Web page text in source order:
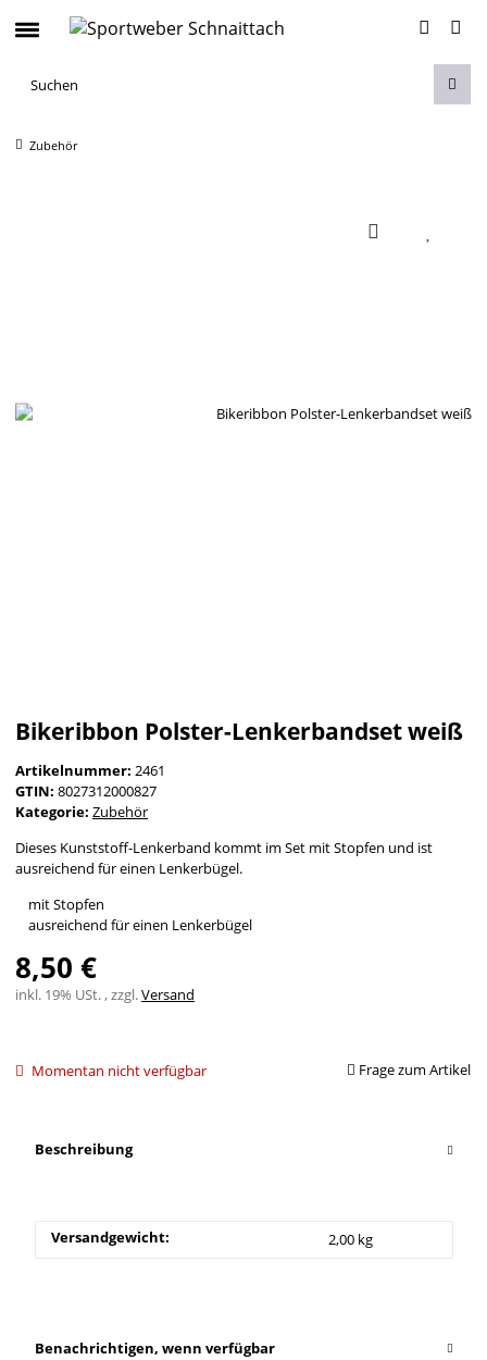
Zubehör
Bikeribbon Polster-Lenkerbandset weiß
Artikelnummer: 2461
GTIN: 8027312000827
Kategorie: Zubehör
Dieses Kunststoff-Lenkerband kommt im Set mit Stopfen und ist
ausreichend für einen Lenkerbügel.
mit Stopfen
ausreichend für einen Lenkerbügel
8,50 €
inkl. 19% USt. , zzgl.Versand
Momentan nicht verfügbar Frage zum Artikel
Beschreibung
Versandgewicht: 2,00 kg
Benachrichtigen, wenn verfügbar